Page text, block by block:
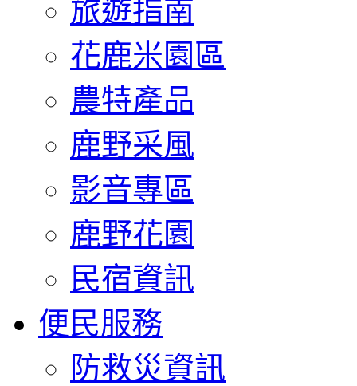
旅遊指南
花鹿米園區
農特產品
鹿野采風
影音專區
鹿野花園
民宿資訊
便民服務
防救災資訊